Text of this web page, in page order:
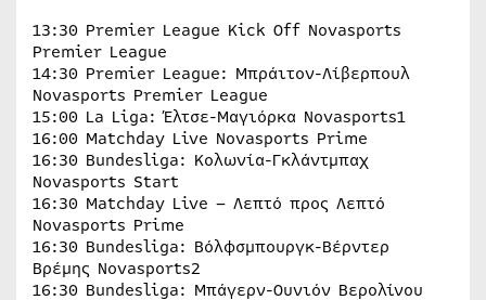
13:30 Premier League Kick Off Novasports
Premier League
14:30 Premier League: Μπράιτον-Λίβερπουλ
Novasports Premier League
15:00 La Liga: Έλτσε-Μαγιόρκα Novasports1
16:00 Matchday Live Novasports Prime
16:30 Bundesliga: Κολωνία-Γκλάντμπαχ
Novasports Start
16:30 Matchday Live – Λεπτό προς Λεπτό
Novasports Prime
16:30 Bundesliga: Βόλφσμπουργκ-Βέρντερ
Βρέμης Novasports2
16:30 Bundesliga: Μπάγερν-Ουνιόν Βερολίνου